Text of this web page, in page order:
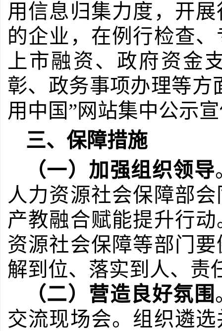
用信息归集力度，开
的企业，在例行检查
上市融资、政府资金
彰、政务事项办理等方
用中国”网 站集中公示
三、保障措施
（一）加强组织领导
人力资源社会保障部
产教融合赋能提升行
资源社会保障等部门
解到位、落实到人、责
（二）营造良好氛围
交流现场会。组织遴